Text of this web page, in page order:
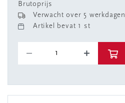
Brutoprijs
Verwacht over 5 werkdagen
Artikel bevat 1 st